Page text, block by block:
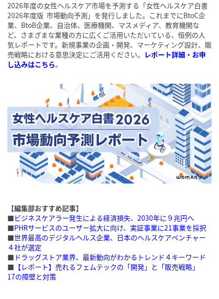
2026年度の女性ヘルスケア市場を予測する「女性ヘルスケア白書
2026年度版 市場動向予測」を発行しました。これまでにBtoC企
業、BtoB企業、自治体、医療機関、マスメディア、教育機関な
ど、さまざまな業種の方に広くご活用いただいている、恒例の人
気レポートです。新規事業の企画・開発、マーケティング設計、販
売戦略における意思決定にご活用ください。 レポート詳細・お申
し込みはこちら。
【編集部おすすめ記事】
■ビジネスケアラー発生による経済損失、2030年に９兆円へ
■PHRサービスのユーザー拡大に向け、実証事業に21事業を採択
■世界最高のデジタルヘルス企業、日本のヘルスケアベンチャー
４社が選定
■ ドラッグストア業界、最新動向がわかるトレンド４キーワード
■ 【レポート】売れるフェムテックの「開発」と「販売戦略」
17の障壁と対策